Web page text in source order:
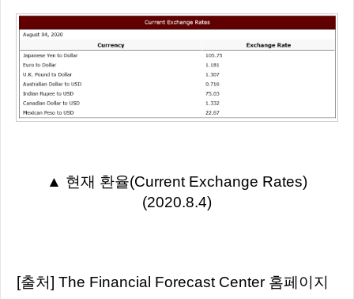
▲ 현재 환율(Current Exchange Rates)
(2020.8.4)
[출처] The Financial Forecast Center 홈페이지